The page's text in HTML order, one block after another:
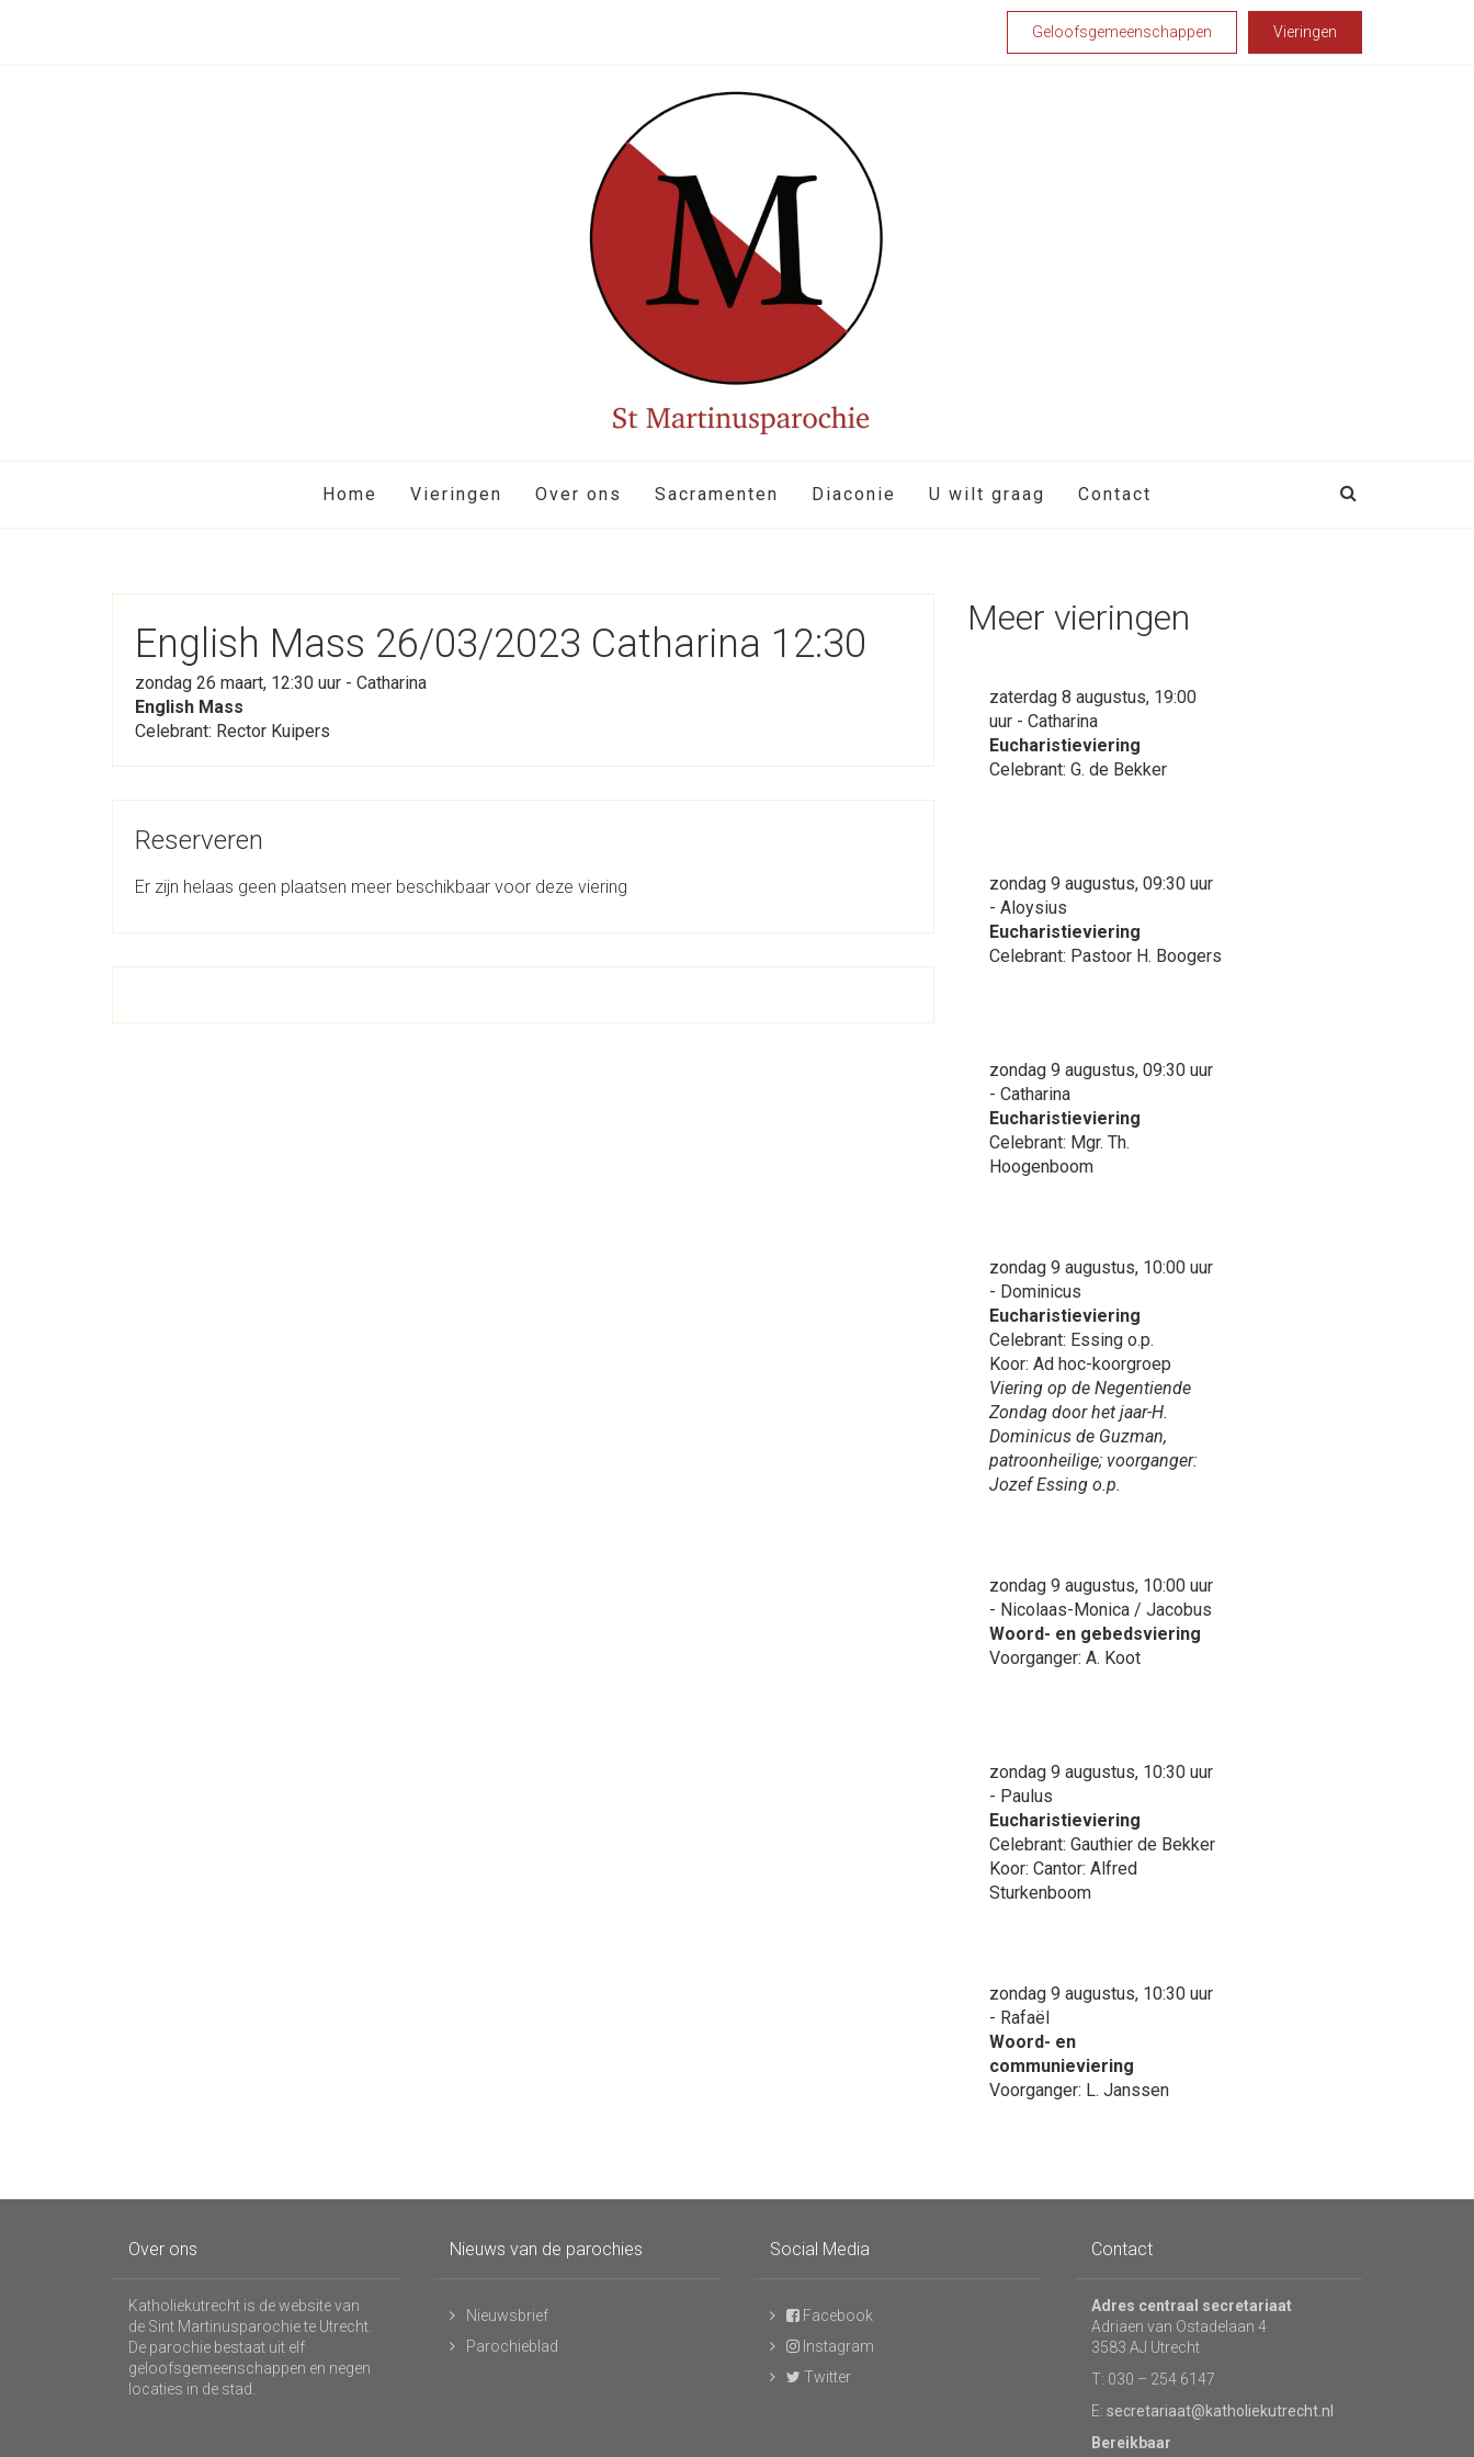
Geloofsgemeenschappen Vieringen
Home Vieringen Over ons Sacramenten Diaconie U wilt graag Contact
English Mass 26/03/2023 Catharina 12:30
zondag 26 maart, 12:30 uur - Catharina
English Mass
Celebrant: Rector Kuipers
Reserveren
Er zijn helaas geen plaatsen meer beschikbaar voor deze viering
Meer vieringen
zaterdag 8 augustus, 19:00
uur - Catharina
Eucharistieviering
Celebrant: G. de Bekker
zondag 9 augustus, 09:30 uur
- Aloysius
Eucharistieviering
Celebrant: Pastoor H. Boogers
zondag 9 augustus, 09:30 uur
- Catharina
Eucharistieviering
Celebrant: Mgr. Th.
Hoogenboom
zondag 9 augustus, 10:00 uur
- Dominicus
Eucharistieviering
Celebrant: Essing o.p.
Koor: Ad hoc-koorgroep
Viering op de Negentiende
Zondag door het jaar-H.
Dominicus de Guzman,
patroonheilige; voorganger:
Jozef Essing o.p.
zondag 9 augustus, 10:00 uur
- Nicolaas-Monica / Jacobus
Woord- en gebedsviering
Voorganger: A. Koot
zondag 9 augustus, 10:30 uur
- Paulus
Eucharistieviering
Celebrant: Gauthier de Bekker
Koor: Cantor: Alfred
Sturkenboom
zondag 9 augustus, 10:30 uur
- Rafaël
Woord- en
communieviering
Voorganger: L. Janssen
Over ons
Katholiekutrecht is de website van
de Sint Martinusparochie te Utrecht.
De parochie bestaat uit elf
geloofsgemeenschappen en negen
locaties in de stad.
Nieuws van de parochies
Nieuwsbrief
Parochieblad
Social Media
Facebook
Instagram
Twitter
Contact
Adres centraal secretariaat
Adriaen van Ostadelaan 4
3583 AJ Utrecht
T: 030 – 254 6147
E: secretariaat@katholiekutrecht.nl
Bereikbaar